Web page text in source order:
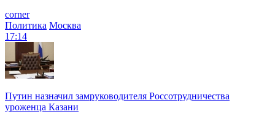
corner
Политика Москва
17:14
Путин назначил замруководителя Россотрудничества
уроженца Казани